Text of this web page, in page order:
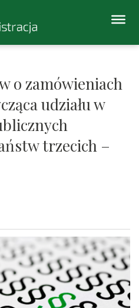
o zamówieniach
udziału w
trzecich –